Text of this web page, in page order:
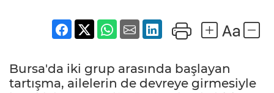
Bursa'da iki grup arasında başlayan
tartışma, ailelerin de devreye girmesiyle